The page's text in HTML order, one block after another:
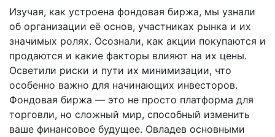
Изучая, как устроена фондовая биржа, мы узнали
об организации её основ, участниках рынка и их
значимых ролях. Осознали, как акции покупаются и
продаются и какие факторы влияют на их цены.
Осветили риски и пути их минимизации, что
особенно важно для начинающих инвесторов.
Фондовая биржа — это не просто платформа для
торговли, но сложный мир, способный изменить
ваше финансовое будущее. Овладев основными